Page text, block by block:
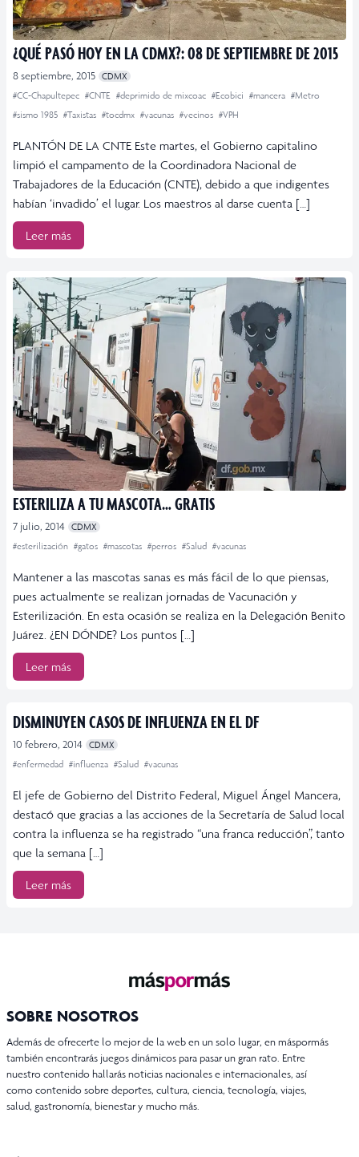
¿QUÉ PASÓ HOY EN LA CDMX?: 08 DE SEPTIEMBRE DE 2015
8 septiembre, 2015 CDMX
#CC-Chapultepec #CNTE #deprimido de mixcoac #Ecobici #mancera #Metro
#sismo 1985 #Taxistas #tocdmx #vacunas #vecinos #VPH
PLANTÓN DE LA CNTE Este martes, el Gobierno capitalino
limpió el campamento de la Coordinadora Nacional de
Trabajadores de la Educación (CNTE), debido a que indigentes
habían ‘invadido’ el lugar. Los maestros al darse cuenta […]
Leer más
ESTERILIZA A TU MASCOTA… GRATIS
7 julio, 2014
CDMX
#esterilización #gatos #mascotas #perros #Salud #vacunas
Mantener a las mascotas sanas es más fácil de lo que piensas,
pues actualmente se realizan jornadas de Vacunación y
Esterilización. En esta ocasión se realiza en la Delegación Benito
Juárez. ¿EN DÓNDE? Los puntos […]
Leer más
DISMINUYEN CASOS DE INFLUENZA EN EL DF
10 febrero, 2014
CDMX
#enfermedad #influenza #Salud #vacunas
El jefe de Gobierno del Distrito Federal, Miguel Ángel Mancera,
destacó que gracias a las acciones de la Secretaría de Salud local
contra la influenza se ha registrado “una franca reducción”, tanto
que la semana […]
Leer más
SOBRE NOSOTROS
Además de ofrecerte lo mejor de la web en un solo lugar, en máspormás
también encontrarás juegos dinámicos para pasar un gran rato. Entre
nuestro contenido hallarás noticias nacionales e internacionales, así
como contenido sobre deportes, cultura, ciencia, tecnología, viajes,
salud, gastronomía, bienestar y mucho más.